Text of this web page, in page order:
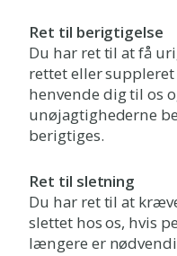
Ret til berigtigelse
Du har ret til at få
rettet eller suppleret
henvende dig til os
unøjagtighederne
berigtiges.
Ret til sletning
Du har ret til at
slettet hos os, hvis
længere er